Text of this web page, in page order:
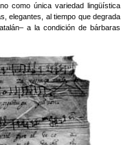
como única variedad lingüística
elegantes, al tiempo que degrada
a la condición de bárbaras